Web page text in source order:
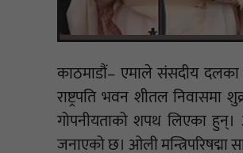
काठमाडौं– एमाले संसदीय दलका
राष्ट्रपति भवन शीतल निवासमा
गोपनीयताको शपथ लिएका हुन्।
जनाएको छ। ओली मन्त्रिपरिषद्मा